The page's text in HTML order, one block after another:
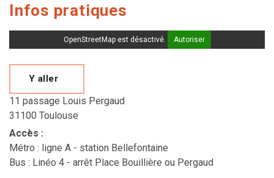
Infos pratiques
OpenStreetMap est désactivé. Autoriser
Y aller
11 passage Louis Pergaud
31100 Toulouse
Accès :
Métro : ligne A - station Bellefontaine
Bus : Linéo 4 - arrêt Place Bouillière ou Pergaud